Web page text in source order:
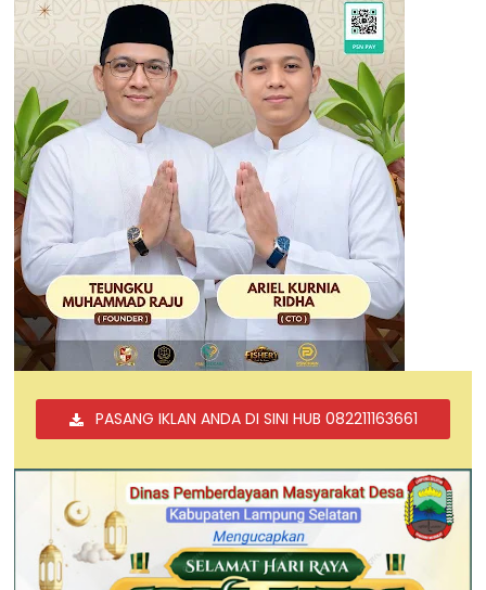
PASANG IKLAN ANDA DI SINI HUB 082211163661